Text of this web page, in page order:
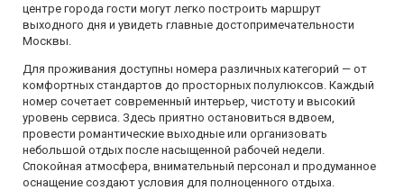
центре города гости могут легко построить маршрут
выходного дня и увидеть главные достопримечательности
Москвы.
Для проживания доступны номера различных категорий — от
комфортных стандартов до просторных полулюксов. Каждый
номер сочетает современный интерьер, чистоту и высокий
уровень сервиса. Здесь приятно остановиться вдвоем,
провести романтические выходные или организовать
небольшой отдых после насыщенной рабочей недели.
Спокойная атмосфера, внимательный персонал и продуманное
оснащение создают условия для полноценного отдыха.